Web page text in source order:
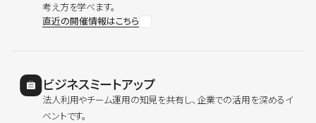
考え方を学べます。
直近の開催情報はこちら
ビジネスミートアップ
法人利用やチーム運用の知見を共有し、企業での活用を深めるイ
ベントです。